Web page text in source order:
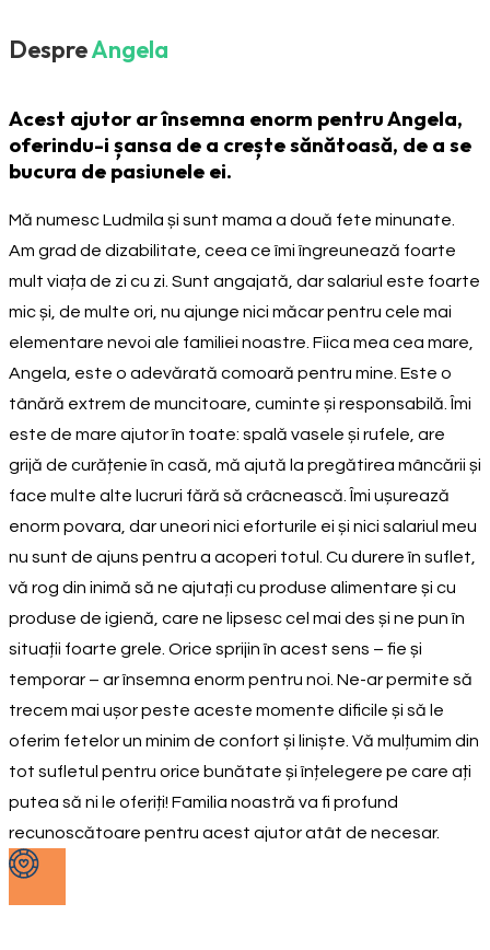
DespreAngela
Acest ajutor ar însemna enorm pentru Angela,
oferindu-i șansa de a crește sănătoasă, de a se
bucura de pasiunele ei.
Mă numesc Ludmila și sunt mama a două fete minunate.
Am grad de dizabilitate, ceea ce îmi îngreunează foarte
mult viața de zi cu zi. Sunt angajată, dar salariul este foarte
mic și, de multe ori, nu ajunge nici măcar pentru cele mai
elementare nevoi ale familiei noastre. Fiica mea cea mare,
Angela, este o adevărată comoară pentru mine. Este o
tânără extrem de muncitoare, cuminte și responsabilă. Îmi
este de mare ajutor în toate: spală vasele și rufele, are
grijă de curățenie în casă, mă ajută la pregătirea mâncării și
face multe alte lucruri fără să crâcnească. Îmi ușurează
enorm povara, dar uneori nici eforturile ei și nici salariul meu
nu sunt de ajuns pentru a acoperi totul. Cu durere în suflet,
vă rog din inimă să ne ajutați cu produse alimentare și cu
produse de igienă, care ne lipsesc cel mai des și ne pun în
situații foarte grele. Orice sprijin în acest sens – fie și
temporar – ar însemna enorm pentru noi. Ne-ar permite să
trecem mai ușor peste aceste momente dificile și să le
oferim fetelor un minim de confort și liniște. Vă mulțumim din
tot sufletul pentru orice bunătate și înțelegere pe care ați
putea să ni le oferiți! Familia noastră va fi profund
recunoscătoare pentru acest ajutor atât de necesar.